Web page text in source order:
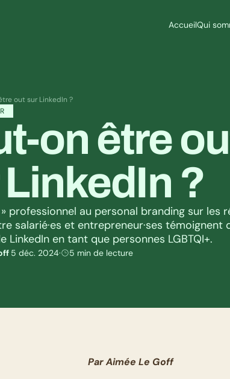
AccueilQui
out sur LinkedIn ?
on être
?
» professionnel au personal branding sur les
salarié·es et entrepreneur·ses témoignent
LinkedIn en tant que personnes LGBTQI+.
5 déc. 2024· 5 min de lecture
Par Aimée Le Goff